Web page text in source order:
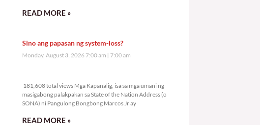
READ MORE »
Sino ang papasan ng system-loss?
Monday, August 3, 2026 7:00 am 7:00 am
181,608 total views Mga Kapanalig, isa sa mga umani ng
masigabong palakpakan sa State of the Nation Address (o
SONA) ni Pangulong Bongbong Marcos Jr ay
READ MORE »